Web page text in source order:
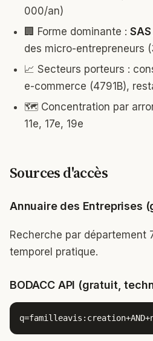
000/an)
🏢 Forme dominante :
des micro-entrepreneurs
📈 Secteurs porteurs :
e-commerce (4791B),
🗺️ Concentration par
11e, 17e, 19e
Sources d'accès
Annuaire des Entreprises
Recherche par département
temporel pratique.
BODACC API (gratuit,